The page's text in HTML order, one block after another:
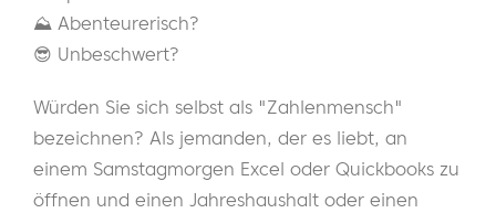
⛰️ Abenteurerisch?
😎 Unbeschwert?
Würden Sie sich selbst als "Zahlenmensch"
bezeichnen? Als jemanden, der es liebt, an
einem Samstagmorgen Excel oder Quickbooks zu
öffnen und einen Jahreshaushalt oder einen